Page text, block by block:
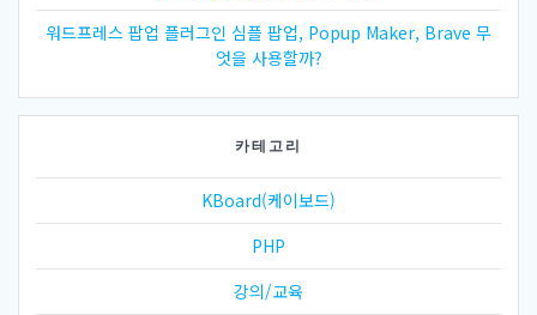
워드프레스 팝업 플러그인 심플 팝업, Popup Maker, Brave 무
엇을 사용할까?
카테고리
KBoard(케이보드)
PHP
강의/교육